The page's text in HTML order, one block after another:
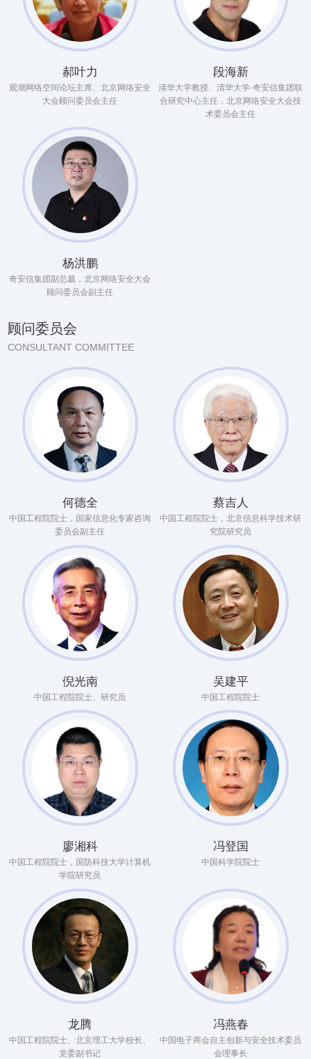
郝叶力
观潮网络空间论坛主席、北京网络安全
大会顾问委员会主任
段海新
清华大学教授、清华大学-奇安信集团联
合研究中心主任，北京网络安全大会技
术委员会主任
杨洪鹏
奇安信集团副总裁，北京网络安全大会
顾问委员会副主任
顾问委员会
CONSULTANT COMMITTEE
何德全
中国工程院院士，国家信息化专家咨询
委员会副主任
蔡吉人
中国工程院院士，北京信息科学技术研
究院研究员
倪光南
中国工程院院士、研究员
吴建平
中国工程院院士
廖湘科
中国工程院院士，国防科技大学计算机
学院研究员
冯登国
中国科学院院士
龙腾
中国工程院院士、北京理工大学校长、
党委副书记
冯燕春
中国电子商会自主创新与安全技术委员
会理事长